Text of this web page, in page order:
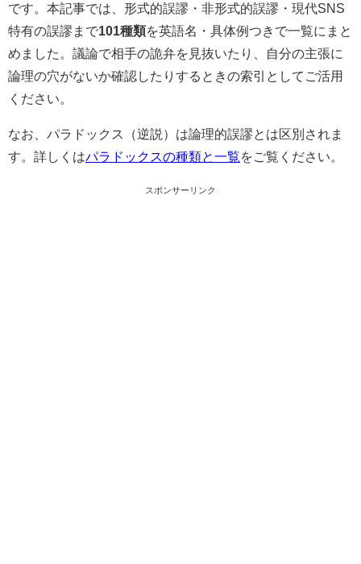
です。本記事では、形式的誤謬・非形式的誤謬・現代SNS
特有の誤謬まで101種類を英語名・具体例つきで一覧にまと
めました。議論で相手の詭弁を見抜いたり、自分の主張に
論理の穴がないか確認したりするときの索引としてご活用
ください。
なお、パラドックス（逆説）は論理的誤謬とは区別されま
す。詳しくはパラドックスの種類と一覧をご覧ください。
スポンサーリンク